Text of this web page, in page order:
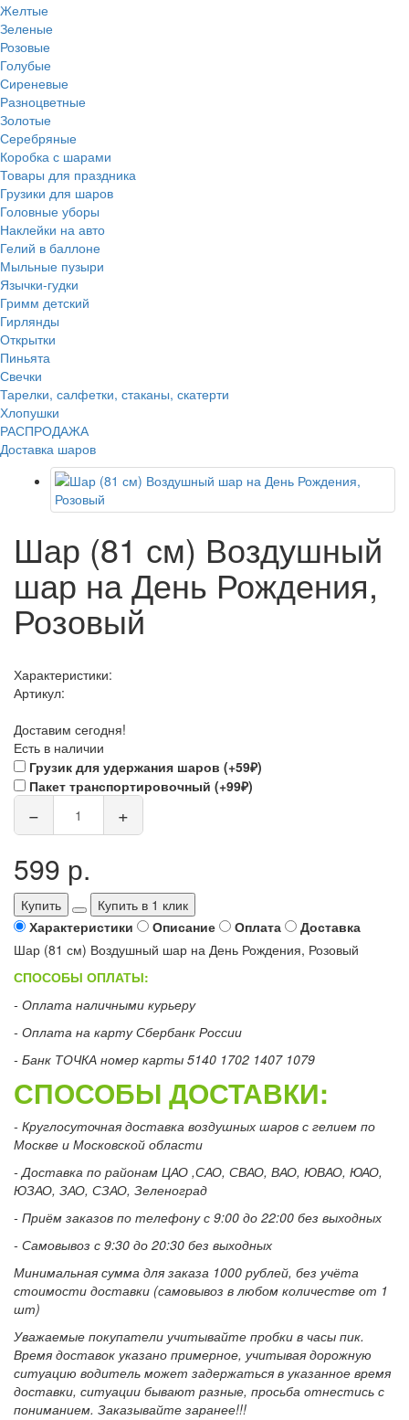
Желтые
Зеленые
Розовые
Голубые
Сиреневые
Разноцветные
Золотые
Серебряные
Коробка с шарами
Товары для праздника
Грузики для шаров
Головные уборы
Наклейки на авто
Гелий в баллоне
Мыльные пузыри
Язычки-гудки
Гримм детский
Гирлянды
Открытки
Пиньята
Свечки
Тарелки, салфетки, стаканы, скатерти
Хлопушки
РАСПРОДАЖА
Доставка шаров
Шар (81 см) Воздушный
шар на День Рождения,
Розовый
Характеристики:
Артикул:
Доставим сегодня!
Есть в наличии
Грузик для удержания шаров (+59₽)
Пакет транспортировочный (+99₽)
− +
599 р.
Купить
Купить в 1 клик
Характеристики
Описание Оплата
Доставка
Шар (81 см) Воздушный шар на День Рождения, Розовый
СПОСОБЫ ОПЛАТЫ:
- Оплата наличными курьеру
- Оплата на карту Сбербанк России
- Банк ТОЧКА номер карты 5140 1702 1407 1079
СПОСОБЫ ДОСТАВКИ:
- Круглосуточная доставка воздушных шаров с гелием по
Москве и Московской области
- Доставка по районам ЦАО ,САО, СВАО, ВАО, ЮВАО, ЮАО,
ЮЗАО, ЗАО, СЗАО, Зеленоград
- Приём заказов по телефону с 9:00 до 22:00 без выходных
- Самовывоз с 9:30 до 20:30 без выходных
Минимальная сумма для заказа 1000 рублей, без учёта
стоимости доставки (самовывоз в любом количестве от 1
шт)
Уважаемые покупатели учитывайте пробки в часы пик.
Время доставок указано примерное, учитывая дорожную
ситуацию водитель может задержаться в указанное время
доставки, ситуации бывают разные, просьба отнестись с
пониманием. Заказывайте заранее!!!